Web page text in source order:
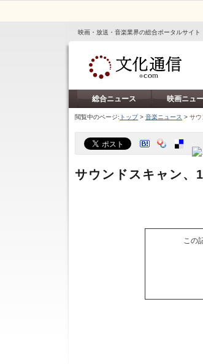
映画・放送・音楽業界の総合ポータルサイト
総合ニュース 映画ニュ
閲覧中のページ: トップ> 音楽ニュース > サウ
サウンドスキャン、
この